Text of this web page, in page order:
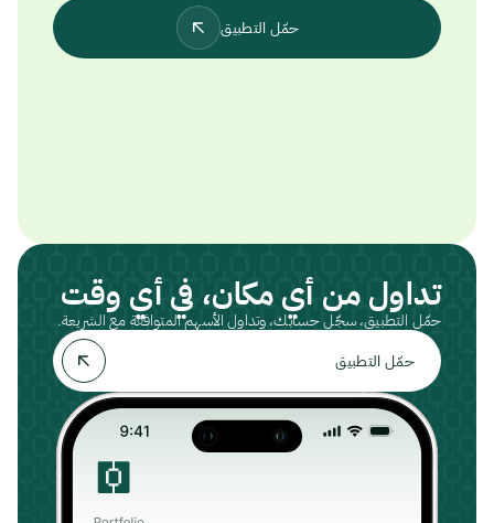
حمّل التطبيق
تداول من أي مكان، في أي وقت
حمّل التطبيق، سجّل حسابك، وتداول الأسهم المتوافقة مع الشريعة.
حمّل التطبيق